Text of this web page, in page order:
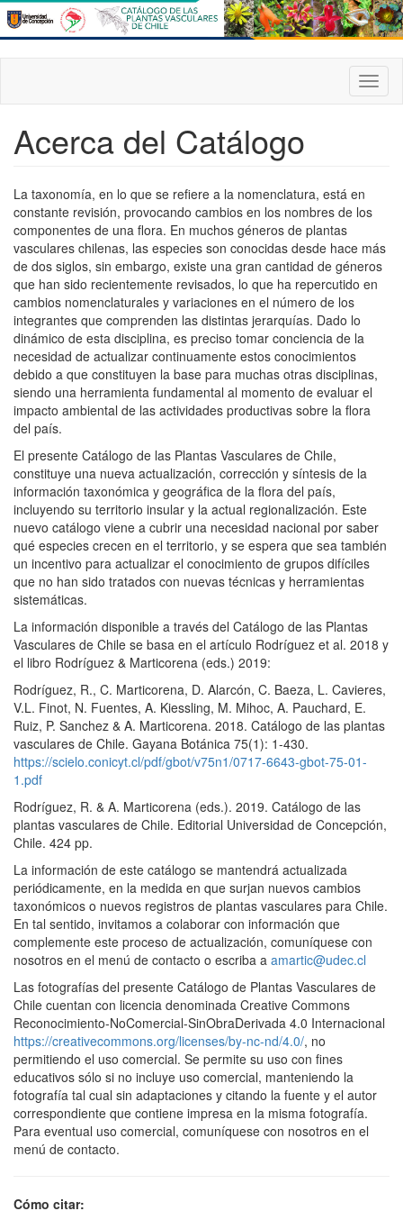
Pasar
al
contenido
principal
Acerca del Catálogo
La taxonomía, en lo que se refiere a la nomenclatura, está en
constante revisión, provocando cambios en los nombres de los
componentes de una flora. En muchos géneros de plantas
vasculares chilenas, las especies son conocidas desde hace más
de dos siglos, sin embargo, existe una gran cantidad de géneros
que han sido recientemente revisados, lo que ha repercutido en
cambios nomenclaturales y variaciones en el número de los
integrantes que comprenden las distintas jerarquías. Dado lo
dinámico de esta disciplina, es preciso tomar conciencia de la
necesidad de actualizar continuamente estos conocimientos
debido a que constituyen la base para muchas otras disciplinas,
siendo una herramienta fundamental al momento de evaluar el
impacto ambiental de las actividades productivas sobre la flora
del país.
El presente Catálogo de las Plantas Vasculares de Chile,
constituye una nueva actualización, corrección y síntesis de la
información taxonómica y geográfica de la flora del país,
incluyendo su territorio insular y la actual regionalización. Este
nuevo catálogo viene a cubrir una necesidad nacional por saber
qué especies crecen en el territorio, y se espera que sea también
un incentivo para actualizar el conocimiento de grupos difíciles
que no han sido tratados con nuevas técnicas y herramientas
sistemáticas.
La información disponible a través del Catálogo de las Plantas
Vasculares de Chile se basa en el artículo Rodríguez et al. 2018 y
el libro Rodríguez & Marticorena (eds.) 2019:
Rodríguez, R., C. Marticorena, D. Alarcón, C. Baeza, L. Cavieres,
V.L. Finot, N. Fuentes, A. Kiessling, M. Mihoc, A. Pauchard, E.
Ruiz, P. Sanchez & A. Marticorena. 2018. Catálogo de las plantas
vasculares de Chile. Gayana Botánica 75(1): 1-430.
https://scielo.conicyt.cl/pdf/gbot/v75n1/0717-6643-gbot-75-01-
1.pdf
Rodríguez, R. & A. Marticorena (eds.). 2019. Catálogo de las
plantas vasculares de Chile. Editorial Universidad de Concepción,
Chile. 424 pp.
La información de este catálogo se mantendrá actualizada
periódicamente, en la medida en que surjan nuevos cambios
taxonómicos o nuevos registros de plantas vasculares para Chile.
En tal sentido, invitamos a colaborar con información que
complemente este proceso de actualización, comuníquese con
nosotros en el menú de contacto o escriba a amartic@udec.cl
Las fotografías del presente Catálogo de Plantas Vasculares de
Chile cuentan con licencia denominada Creative Commons
Reconocimiento-NoComercial-SinObraDerivada 4.0 Internacional
https://creativecommons.org/licenses/by-nc-nd/4.0/, no
permitiendo el uso comercial. Se permite su uso con fines
educativos sólo si no incluye uso comercial, manteniendo la
fotografía tal cual sin adaptaciones y citando la fuente y el autor
correspondiente que contiene impresa en la misma fotografía.
Para eventual uso comercial, comuníquese con nosotros en el
menú de contacto.
Cómo citar: